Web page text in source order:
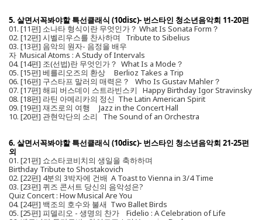
5. 살면서꼭봐야할 특선클래식 (10disc)- 번스타인 청소년음악회 11-20편
01. [11편] 소나타 형식이란 무엇인가？ What Is Sonata Form？
02. [12편] 시벨리우스를 찬사하며 Tribute to Sibelius
03. [13편] 음악의 원자- 음정을 배우
자 Musical Atoms : A Study of Intervals
04. [14편] 조(선법)란 무엇인가？ What Is a Mode？
05. [15편] 베를리오즈의 환상 Berlioz Takes a Trip
06. [16편] 구스타프 말러의 매력은？ Who Is Gustav Mahler？
07. [17편] 해피 버스데이 스트라빈스키 Happy Birthday Igor Stravinsky
08. [18편] 라틴 아메리카의 정신 The Latin American Spirit
09. [19편] 재즈로의 여행 Jazz in the Concert Hall
10. [20편] 관현악단의 소리 The Sound of an Orchestra
6. 살면서꼭봐야할 특선클래식 (10disc)- 번스타인 청소년음악회 21-25편
외
01. [21편] 쇼스타코비치의 생일을 축하하며
Birthday Tribute to Shostakovich
02. [22편] 4분의 3박자에 건배 A Toast to Vienna in 3/4 Time
03. [23편] 퀴즈 콘서트 당신의 음악성은?
Quiz Concert : How Musical Are You
04. [24편] 백조의 호수와 불새 Two Ballet Birds
05. [25편] 피델리오 - 생명의 찬가 Fidelio : A Celebration of Life